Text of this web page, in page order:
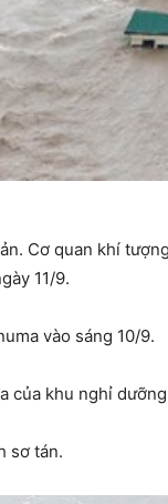
Cơ quan khí
11/9.
vào sáng 10/9.
của khu nghỉ
sơ tán.